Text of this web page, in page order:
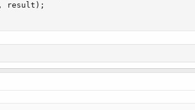
, result ) ;